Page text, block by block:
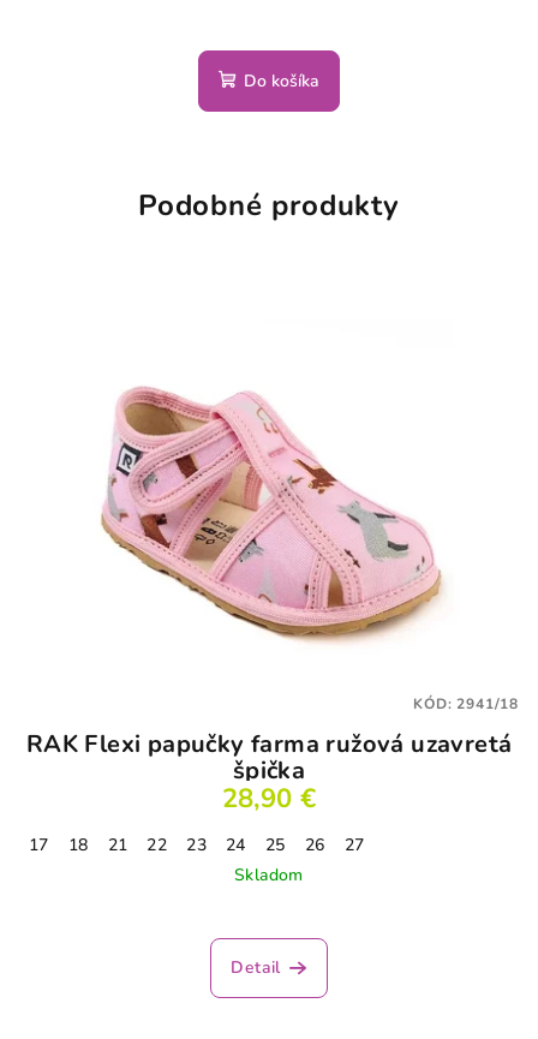
Do košíka
Podobné produkty
RAK Flexi papučky farma ružová uzavretá
špička
28,90 €
17 18 21 22 23 24 25 26
27
Skladom
Detail
KÓD:2941/18